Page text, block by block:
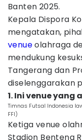
Banten 2025.
Kepala Dispora
mengatakan,
venueolahraga
mendukung
Tangerang dan
diselenggarakan
1. Ini venue
Timnas Futsal Indonesia
FFI)
Ketiga venue
Stadion Benteng